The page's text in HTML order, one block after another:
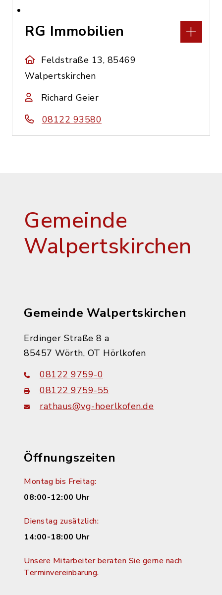
RG Immobilien
Feldstraße 13, 85469
Walpertskirchen
Richard Geier
08122 93580
Gemeinde
Walpertskirchen
Gemeinde Walpertskirchen
Erdinger Straße 8 a
85457 Wörth, OT Hörlkofen
08122 9759-0
08122 9759-55
rathaus@vg-hoerlkofen.de
Öffnungszeiten
Montag bis Freitag:
08:00-12:00 Uhr
Dienstag zusätzlich:
14:00-18:00 Uhr
Unsere Mitarbeiter beraten Sie gerne nach
Terminvereinbarung.